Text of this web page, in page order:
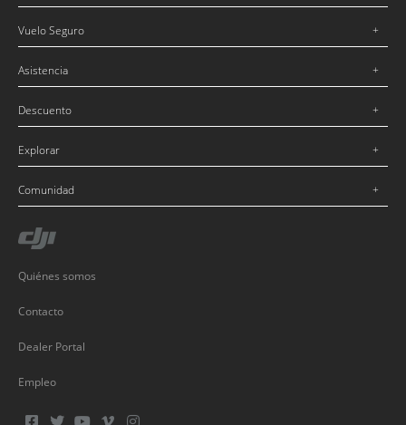
Vuelo Seguro
Asistencia
Descuento
Explorar
Comunidad
Quiénes somos
Contacto
Dealer Portal
Empleo